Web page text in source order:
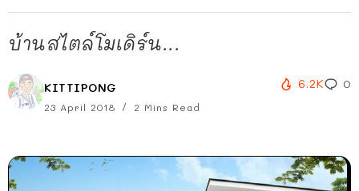
บ้านสไตล์โมเดิร์น...
KITTIPONG
23 April 2018 2 Mins Read
6.2K 0